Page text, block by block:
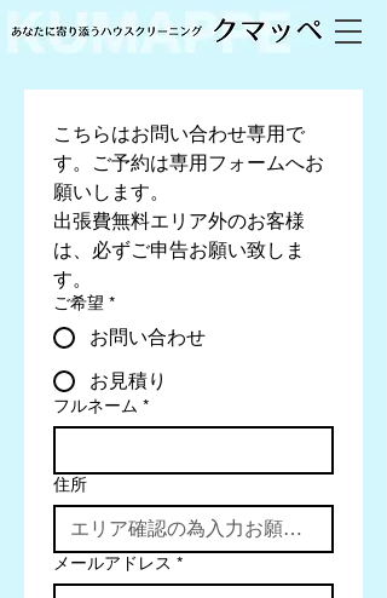
こちらはお問い合わせ専用で
す。ご予約は専用フォームへお
願いします。
出張費無料エリア外のお客様
は、必ずご申告お願い致しま
す。
ご希望 *
お問い合わせ
お見積り
フルネーム *
住所
メールアドレス *